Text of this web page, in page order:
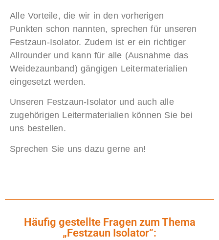
Alle Vorteile, die wir in den vorherigen
Punkten schon nannten, sprechen für unseren
Festzaun-Isolator. Zudem ist er ein richtiger
Allrounder und kann für alle (Ausnahme das
Weidezaunband) gängigen Leitermaterialien
eingesetzt werden.
Unseren Festzaun-Isolator und auch alle
zugehörigen Leitermaterialien können Sie bei
uns bestellen.
Sprechen Sie uns dazu gerne an!
Häufig gestellte Fragen zum Thema
„Festzaun Isolator“: